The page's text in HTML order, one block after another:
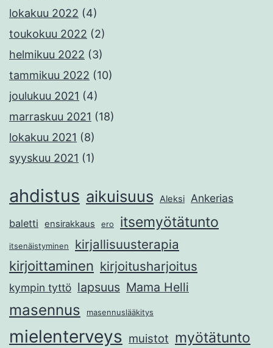
lokakuu 2022 (4)
toukokuu 2022 (2)
helmikuu 2022 (3)
tammikuu 2022 (10)
joulukuu 2021 (4)
marraskuu 2021 (18)
lokakuu 2021 (8)
syyskuu 2021 (1)
ahdistus aikuisuus Aleksi Ankerias
baletti ensirakkaus ero itsemyötätunto
itsenäistyminen kirjallisuusterapia
kirjoittaminen kirjoitusharjoitus
kympin tyttö lapsuus Mama Helli
masennus masennuslääkitys
mielenterveys muistot myötätunto